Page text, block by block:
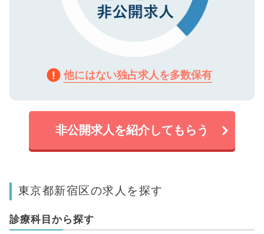
他にはない独占求人を多数保有
非公開求人を紹介してもらう
東京都新宿区の求人を探す
診療科目から探す